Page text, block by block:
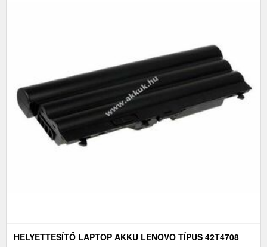
HELYETTESÍTŐ LAPTOP AKKU LENOVO TÍPUS 42T4708